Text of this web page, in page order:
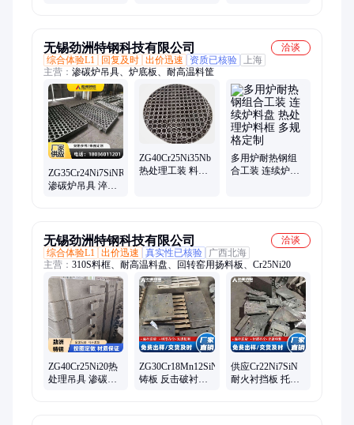
无锡劲洲特钢科技有限公司
洽谈
综合体验L1
回复及时 出价迅速 资质已核验
上海
主营： 渗碳炉吊具、炉底板、耐高温料筐
ZG35Cr24Ni7SiNRe
渗碳炉吊具 淬火
ZG40Cr25Ni35Nb
热处理工装 料筐
多用炉耐热钢组
合工装 连续炉料
无锡劲洲特钢科技有限公司
洽谈
综合体验L1 出价迅速 真实性已核验
广西北海
主营： 310S料框、耐高温料盘、回转窑用扬料板、Cr25Ni20
ZG40Cr25Ni20热
处理吊具 渗碳淬
ZG30Cr18Mn12SiN
铸板 反击破衬板
供应Cr22Ni7SiN
耐火衬挡板 托板